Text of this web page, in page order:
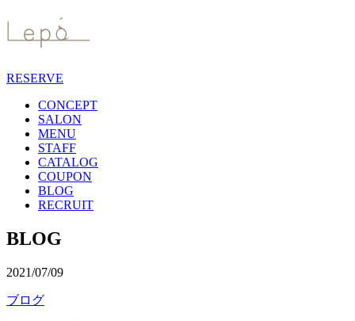
RESERVE
CONCEPT
SALON
MENU
STAFF
CATALOG
COUPON
BLOG
RECRUIT
BLOG
2021/07/09
ブログ